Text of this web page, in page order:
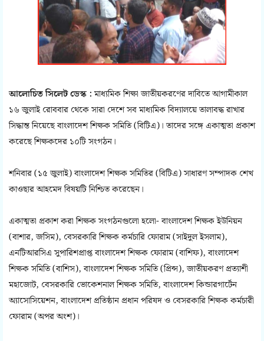
আলোচিত সিলেট ডেস্ক :মাধ্যমিক শিক্ষা জাতীয়করণের দাবিতে আগামীকাল
১৬ জুলাই রোববার থেকে সারা দেশে সব মাধ্যমিক বিদ্যালয়ে তালাবদ্ধ রাখার
সিদ্ধান্ত নিয়েছে বাংলাদেশ শিক্ষক সমিতি (বিটিএ)। তাদের সঙ্গে একাত্মতা প্রকাশ
করেছে শিক্ষকদের ১০টি সংগঠন।
শনিবার (১৫ জুলাই) বাংলাদেশ শিক্ষক সমিতির (বিটিএ) সাধারণ সম্পাদক শেখ
কাওছার আহমেদ বিষয়টি নিশ্চিত করেছেন।
একাত্মতা প্রকাশ করা শিক্ষক সংগঠনগুলো হলো- বাংলাদেশ শিক্ষক ইউনিয়ন
(বাশার, জসিম), বেসরকারি শিক্ষক কর্মচারি ফোরাম (সাইদুল ইসলাম),
এনটিআরসিএ সুপারিশপ্রাপ্ত বাংলাদেশ শিক্ষক ফোরাম (বাশিফ), বাংলাদেশ
শিক্ষক সমিতি (বাশিস), বাংলাদেশ শিক্ষক সমিতি (প্রিন্স), জাতীয়করণ প্রত্যাশী
মহাজোট, বেসরকারি ভোকেশনাল শিক্ষক সমিতি, বাংলাদেশ কিন্ডারগার্টেন
অ্যাসোসিয়েশন, বাংলাদেশ প্রতিষ্ঠান প্রধান পরিষদ ও বেসরকারি শিক্ষক কর্মচারী
ফোরাম (অপর অংশ)।